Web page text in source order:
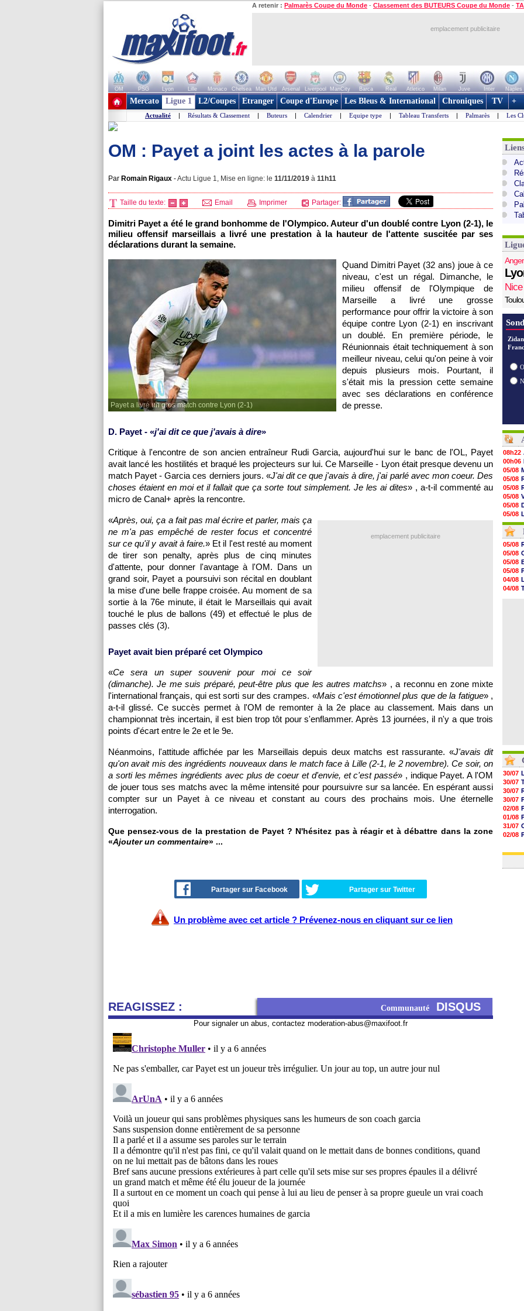
A retenir : Palmarès Coupe du Monde - Classement des BUTEURS Coupe du Monde -
emplacement publicitaire
OM PSG Lyon Lille Monaco Chelsea Man Utd Arsenal Liverpool ManCity Barca Real Atletico Milan Juve Inter Naples
+ de clubs
Mercato Ligue 1 L2/Coupes Etranger Coupe d'Europe Les Bleus & International Chroniques TV +
Actualité | Résultats & Classement | Buteurs | Calendrier | Equipe type | Tableau Transferts | Palmarès | Les
OM : Payet a joint les actes à la parole
Par Romain Rigaux -Actu Ligue 1, Mise en ligne: le 11/11/2019 à 11h11
Taille du texte: Email Imprimer Partager:
Dimitri Payet a été le grand bonhomme de l'Olympico. Auteur d'un doublé contre Lyon (2-1), le
milieu offensif marseillais a livré une prestation à la hauteur de l'attente suscitée par ses
déclarations durant la semaine.
Payet a livré un gros match contre Lyon (2-1)
Quand Dimitri Payet (32 ans) joue à ce
niveau, c'est un régal. Dimanche, le
milieu offensif de l'Olympique de
Marseille a livré une grosse
performance pour offrir la victoire à son
équipe contre Lyon (2-1) en inscrivant
un doublé. En première période, le
Réunionnais était techniquement à son
meilleur niveau, celui qu'on peine à voir
depuis plusieurs mois. Pourtant, il
s'était mis la pression cette semaine
avec ses déclarations en conférence
de presse.
D. Payet - «j'ai dit ce que j'avais à dire»
Critique à l'encontre de son ancien entraîneur Rudi Garcia, aujourd'hui sur le banc de l'OL, Payet
avait lancé les hostilités et braqué les projecteurs sur lui. Ce Marseille - Lyon était presque devenu un
match Payet - Garcia ces derniers jours. «J'ai dit ce que j'avais à dire, j'ai parlé avec mon coeur. Des
choses étaient en moi et il fallait que ça sorte tout simplement. Je les ai dites» , a-t-il commenté au
micro de Canal+ après la rencontre.
emplacement publicitaire
«Après, oui, ça a fait pas mal écrire et parler, mais ça
ne m'a pas empêché de rester focus et concentré
sur ce qu'il y avait à faire.» Et il l'est resté au moment
de tirer son penalty, après plus de cinq minutes
d'attente, pour donner l'avantage à l'OM. Dans un
grand soir, Payet a poursuivi son récital en doublant
la mise d'une belle frappe croisée. Au moment de sa
sortie à la 76e minute, il était le Marseillais qui avait
touché le plus de ballons (49) et effectué le plus de
passes clés (3).
Payet avait bien préparé cet Olympico
«Ce sera un super souvenir pour moi ce soir
(dimanche). Je me suis préparé, peut-être plus que les autres matchs» , a reconnu en zone mixte
l'international français, qui est sorti sur des crampes. «Mais c'est émotionnel plus que de la fatigue» ,
a-t-il glissé. Ce succès permet à l'OM de remonter à la 2e place au classement. Mais dans un
championnat très incertain, il est bien trop tôt pour s'enflammer. Après 13 journées, il n'y a que trois
points d'écart entre le 2e et le 9e.
Néanmoins, l'attitude affichée par les Marseillais depuis deux matchs est rassurante. «J'avais dit
qu'on avait mis des ingrédients nouveaux dans le match face à Lille (2-1, le 2 novembre). Ce soir, on
a sorti les mêmes ingrédients avec plus de coeur et d'envie, et c'est passé» , indique Payet. A l'OM
de jouer tous ses matchs avec la même intensité pour poursuivre sur sa lancée. En espérant aussi
compter sur un Payet à ce niveau et constant au cours des prochains mois. Une éternelle
interrogation.
Que pensez-vous de la prestation de Payet ? N'hésitez pas à réagir et à débattre dans la zone
«Ajouter un commentaire» ...
Partager sur Facebook Partager sur Twitter
Un problème avec cet article ? Prévenez-nous en cliquant sur ce lien
REAGISSEZ : Communauté DISQUS
Pour signaler un abus, contactez moderation-abus@maxifoot.fr
Nice
08h22
00h06
05/08
05/08
05/08
05/08
05/08
05/08
05/08
05/08
05/08
05/08
05/08
05/08
05/08
05/08
05/08
05/08
05/08
05/08
05/08
04/08
04/08
30/07
30/07
30/07
30/07
02/08
01/08
31/07
02/08
01/08